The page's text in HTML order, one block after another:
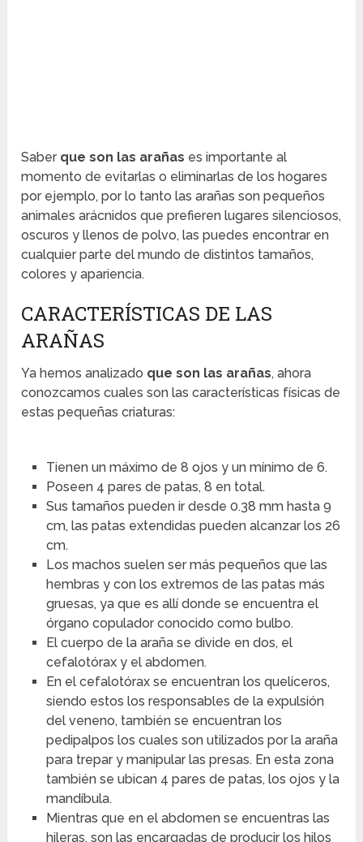
Saber que son las arañas es importante al
momento de evitarlas o eliminarlas de los hogares
por ejemplo, por lo tanto las arañas son pequeños
animales arácnidos que prefieren lugares silenciosos,
oscuros y llenos de polvo, las puedes encontrar en
cualquier parte del mundo de distintos tamaños,
colores y apariencia.
CARACTERÍSTICAS DE LAS
ARAÑAS
Ya hemos analizado que son las arañas, ahora
conozcamos cuales son las características físicas de
estas pequeñas criaturas:
Tienen un máximo de 8 ojos y un mínimo de 6.
Poseen 4 pares de patas, 8 en total.
Sus tamaños pueden ir desde 0.38 mm hasta 9
cm, las patas extendidas pueden alcanzar los 26
cm.
Los machos suelen ser más pequeños que las
hembras y con los extremos de las patas más
gruesas, ya que es allí donde se encuentra el
órgano copulador conocido como bulbo.
El cuerpo de la araña se divide en dos, el
cefalotórax y el abdomen.
En el cefalotórax se encuentran los quelíceros,
siendo estos los responsables de la expulsión
del veneno, también se encuentran los
pedipalpos los cuales son utilizados por la araña
para trepar y manipular las presas. En esta zona
también se ubican 4 pares de patas, los ojos y la
mandíbula.
Mientras que en el abdomen se encuentras las
hileras, son las encargadas de producir los hilos